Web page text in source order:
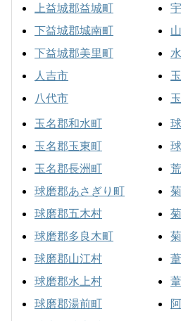
上益城郡益城町
下益城郡城南町
下益城郡美里町
人吉市
八代市
玉名郡和水町
玉名郡玉東町
玉名郡長洲町
球磨郡あさぎり町
球磨郡五木村
球磨郡多良木町
球磨郡山江村
球磨郡水上村
球磨郡湯前町